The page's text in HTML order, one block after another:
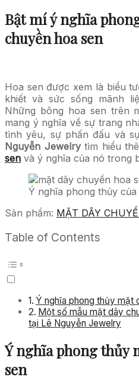
Bật mí ý nghĩa
chuyền hoa sen
Hoa sen được xem là biểu
khiết và sức sống mãnh
Những bông hoa sen trên
mang ý nghĩa về sự trang
tình yêu, sự phấn đấu và
Nguyễn Jewelrytìm hiểu
sen và ý nghĩa của nó trong
Ý nghĩa phong thủy
Sản phẩm: MẶT DÂY
Table of Contents
Ý nghĩa phong thủy mặt
Một số mẫu mặt dây
tại Lê Nguyễn Jewelry
Ý nghĩa phong thủy
sen